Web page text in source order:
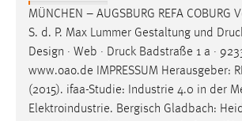
MÜNCHEN – AUGSBURG REFA
S. d. P. Max Lummer Gestaltung und
Design · Web · Druck Badstraße 1 a ·
www.oao.de IMPRESSUM Herausgeber:
(2015). ifaa-Studie: Industrie 4.0 in der
Elektroindustrie. Bergisch Gladbach: